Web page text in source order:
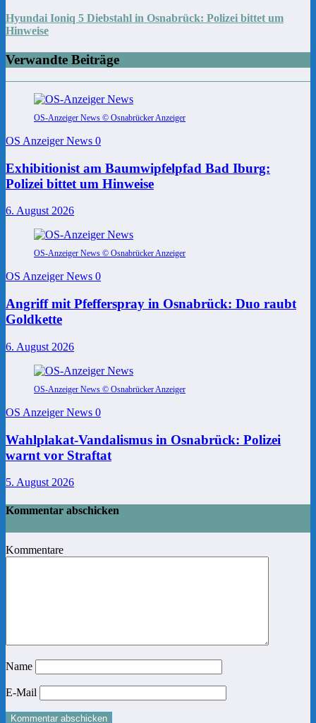
Hyundai Ioniq 5 Diebstahl in Osnabrück: Polizei bittet um
Hinweise
Verwandte Beiträge
OS-Anzeiger News © Osnabrücker Anzeiger
OS Anzeiger News 0
Exhibitionist am Baumwipfelpfad Bad Iburg:
Polizei bittet um Hinweise
6. August 2026
OS-Anzeiger News © Osnabrücker Anzeiger
OS Anzeiger News 0
Angriff mit Pfefferspray in Osnabrück: Duo raubt
Goldkette
6. August 2026
OS-Anzeiger News © Osnabrücker Anzeiger
OS Anzeiger News 0
Wahlplakat-Vandalismus in Osnabrück: Polizei
warnt vor Straftat
5. August 2026
Kommentar abschicken
Kommentare
Name
E-Mail